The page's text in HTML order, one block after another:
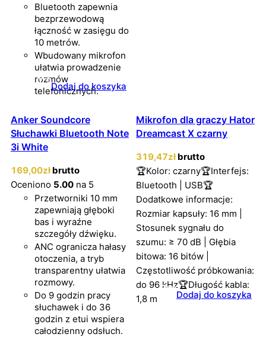
Bluetooth zapewnia
bezprzewodową
łączność w zasięgu do
10 metrów.
Wbudowany mikrofon
ułatwia prowadzenie
rozmów
telefonicznych.
Dodaj do koszyka
Anker Soundcore
Słuchawki Bluetooth Note
3i White
169,00zł brutto
Oceniono 5.00 na 5
Przetworniki 10 mm
zapewniają głęboki
bas i wyraźne
szczegóły dźwięku.
ANC ogranicza hałasy
otoczenia, a tryb
transparentny ułatwia
rozmowy.
Do 9 godzin pracy
słuchawek i do 36
godzin z etui wspiera
całodzienny odsłuch.
Mikrofon dla graczy Hator
Dreamcast X czarny
319,47zł brutto
🏆Kolor: czarny🏆Interfejs:
Bluetooth | USB🏆
Dodatkowe informacje:
Rozmiar kapsuły: 16 mm |
Stosunek sygnału do
szumu: ≥ 70 dB | Głębia
bitowa: 16 bitów |
Częstotliwość próbkowania:
do 96 kHz🏆Długość kabla:
1,8 m
Dodaj do koszyka